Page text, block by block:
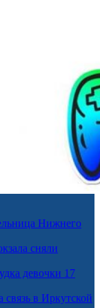
Нижнего
сняли
девочки 17
связь в Иркутской